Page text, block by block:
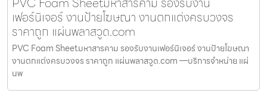
เฟอร์นิเจอร์ งานป้ายโฆษณา งานตกแต่งครบวงจร
ราคาถูก แผ่นพลาสวูด.com
PVC Foam Sheetมหาสารคาม รองรับงานเฟอร์นิเจอร์ งานป้ายโฆษณา
งานตกแต่งครบวงจร ราคาถูก แผ่นพลาสวูด.com —บริการจำหน่าย แผ่
นพ